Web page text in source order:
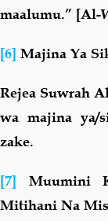
maalumu.” [Al-
[6] Majina Ya
Rejea Suwrah
wa majina ya/
zake.
[7]
Muumini
Mitihani Na